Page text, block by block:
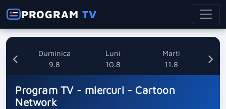
PROGRAMTV
Duminica
9.8
Luni
10.8
Marti
11.8
Program TV - miercuri - Cartoon
Network